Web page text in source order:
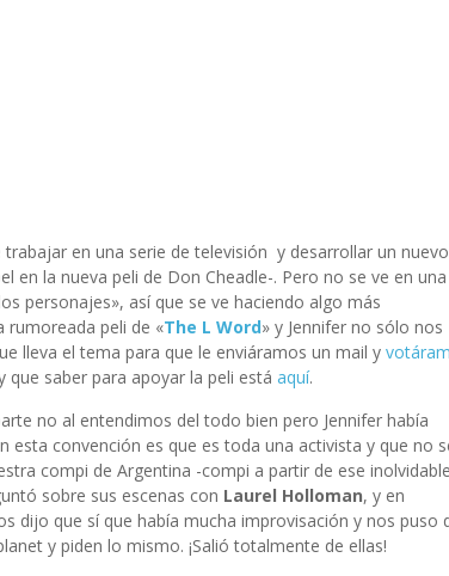
en una serie de televisión y desarrollar un nuevo
la nueva peli de Don Cheadle-. Pero no se ve en una
personajes», así que se ve haciendo algo más
rumoreada peli de «The L Word» y Jennifer no sólo nos
lleva el tema para que le enviáramos un mail y
que saber para apoyar la peli está aquí.
no al entendimos del todo bien pero Jennifer había
convención es que es toda una activista y que no
compi de Argentina -compi a partir de ese inolvidable
sobre sus escenas con Laurel Holloman, y en
dijo que sí que había mucha improvisación y nos puso
y piden lo mismo. ¡Salió totalmente de ellas!